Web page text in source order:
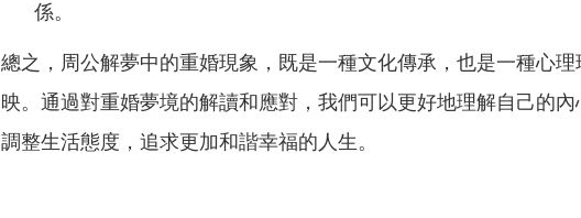
係。
總之，周公解夢中的重婚現象，既是一種文化傳承，也是一種心理
映。通過對重婚夢境的解讀和應對，我們可以更好地理解自己的內
調整生活態度，追求更加和諧幸福的人生。